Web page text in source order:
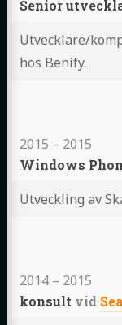
Senior
Utvecklare/
hos Benify.
2015 – 2015
Windows
Utveckling av
2014 – 2015
konsult vid